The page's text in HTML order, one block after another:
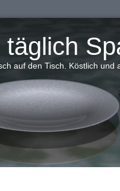
täglich
auf den Tisch. Köstlich und